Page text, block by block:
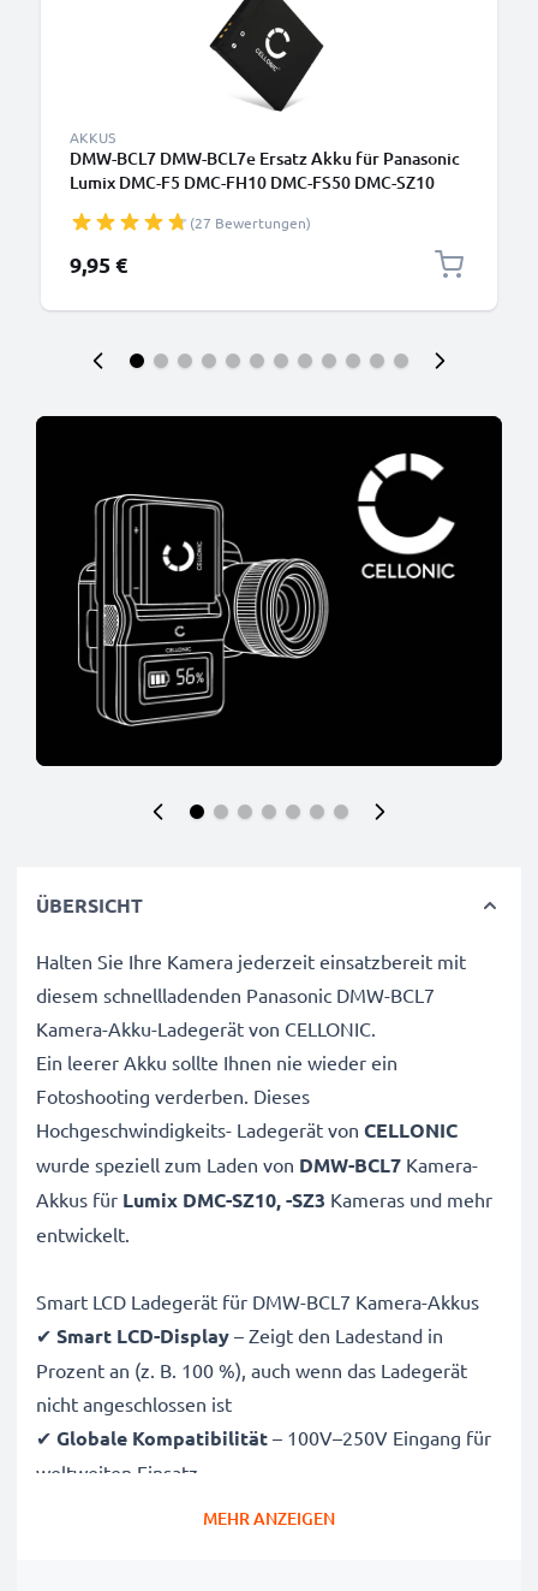
AKKUS
DMW-BCL7 DMW-BCL7e Ersatz Akku für Panasonic
Lumix DMC-F5 DMC-FH10 DMC-FS50 DMC-SZ10
Kamera Ersatzakku - Kameraakku 600mAh, Batterie
(27 Bewertungen)
9,95 €
ÜBERSICHT
Halten Sie Ihre Kamera jederzeit einsatzbereit mit
diesem schnellladenden Panasonic DMW-BCL7
Kamera-Akku-Ladegerät von CELLONIC.
Ein leerer Akku sollte Ihnen nie wieder ein
Fotoshooting verderben. Dieses
Hochgeschwindigkeits- Ladegerät von CELLONIC
wurde speziell zum Laden von DMW-BCL7 Kamera-
Akkus für Lumix DMC-SZ10, -SZ3 Kameras und mehr
entwickelt.
Smart LCD Ladegerät für DMW-BCL7 Kamera-Akkus
✔ Smart LCD-Display – Zeigt den Ladestand in
Prozent an (z. B. 100 %), auch wenn das Ladegerät
nicht angeschlossen ist
✔ Globale Kompatibilität – 100V–250V Eingang für
weltweiten Einsatz
MEHR ANZEIGEN